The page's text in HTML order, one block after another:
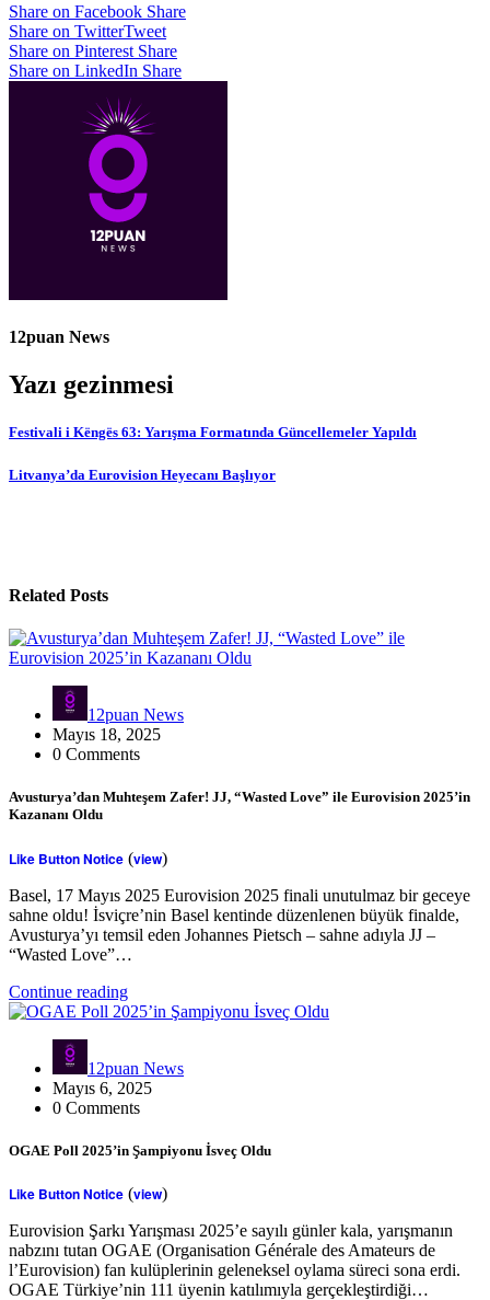
Share on Facebook Share
Share on TwitterTweet
Share on Pinterest Share
Share on LinkedIn Share
12puan News
Yazı gezinmesi
Festivali i Këngës 63: Yarışma Formatında Güncellemeler Yapıldı
Litvanya’da Eurovision Heyecanı Başlıyor
Related Posts
12puan News
Mayıs 18, 2025
0 Comments
Avusturya’dan Muhteşem Zafer! JJ, “Wasted Love” ile Eurovision 2025’in
Kazananı Oldu
Like Button Notice (view)
Basel, 17 Mayıs 2025 Eurovision 2025 finali unutulmaz bir geceye
sahne oldu! İsviçre’nin Basel kentinde düzenlenen büyük finalde,
Avusturya’yı temsil eden Johannes Pietsch – sahne adıyla JJ –
“Wasted Love”…
Continue reading
12puan News
Mayıs 6, 2025
0 Comments
OGAE Poll 2025’in Şampiyonu İsveç Oldu
Like Button Notice (view)
Eurovision Şarkı Yarışması 2025’e sayılı günler kala, yarışmanın
nabzını tutan OGAE (Organisation Générale des Amateurs de
l’Eurovision) fan kulüplerinin geleneksel oylama süreci sona erdi.
OGAE Türkiye’nin 111 üyenin katılımıyla gerçekleştirdiği…